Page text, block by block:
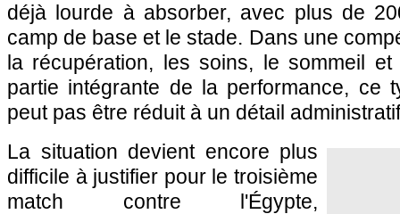
déjà lourde à absorber, avec plus de
camp de base et le stade. Dans une
la récupération, les soins, le sommeil
partie intégrante de la performance, ce
peut pas être réduit à un détail
La situation devient encore plus
difficile à justifier pour le troisième
match contre l'Égypte,